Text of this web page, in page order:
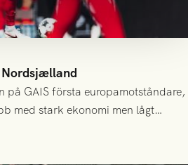
på GAIS första europamotståndare,
med stark ekonomi men lågt
kollektiv styrka och individuell